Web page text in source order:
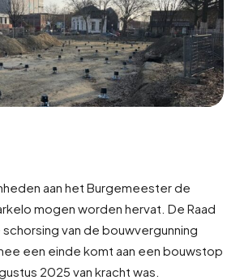
aan het Burgemeester de
mogen worden hervat. De Raad
van de bouwvergunning
een einde komt aan een bouwstop
2025 van kracht was.